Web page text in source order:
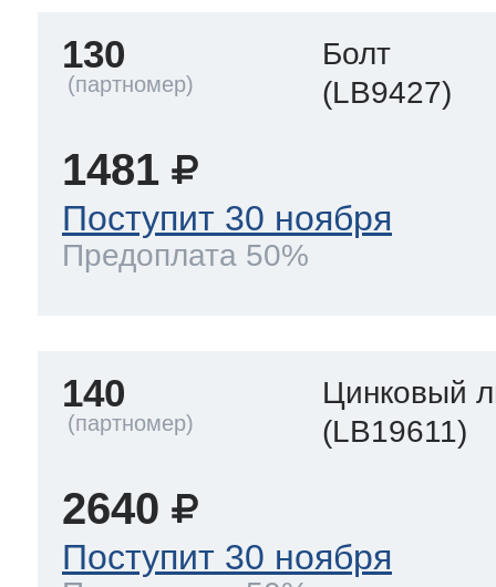
130
Болт
(LB9427)
1481
Поступит 30 ноября
Предоплата 50%
140
Цинковый
(LB19611)
2640
Поступит 30 ноября